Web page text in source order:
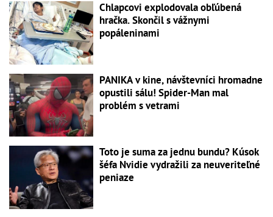
Chlapcovi explodovala obľúbená
hračka. Skončil s vážnymi
popáleninami
PANIKA v kine, návštevníci hromadne
opustili sálu! Spider-Man mal
problém s vetrami
Toto je suma za jednu bundu? Kúsok
šéfa Nvidie vydražili za neuveriteľné
peniaze